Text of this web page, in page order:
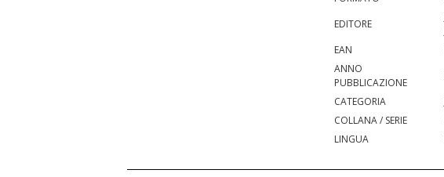
EDITORE
EAN
ANNO
PUBBLICAZIONE
CATEGORIA
COLLANA / SERIE
LINGUA